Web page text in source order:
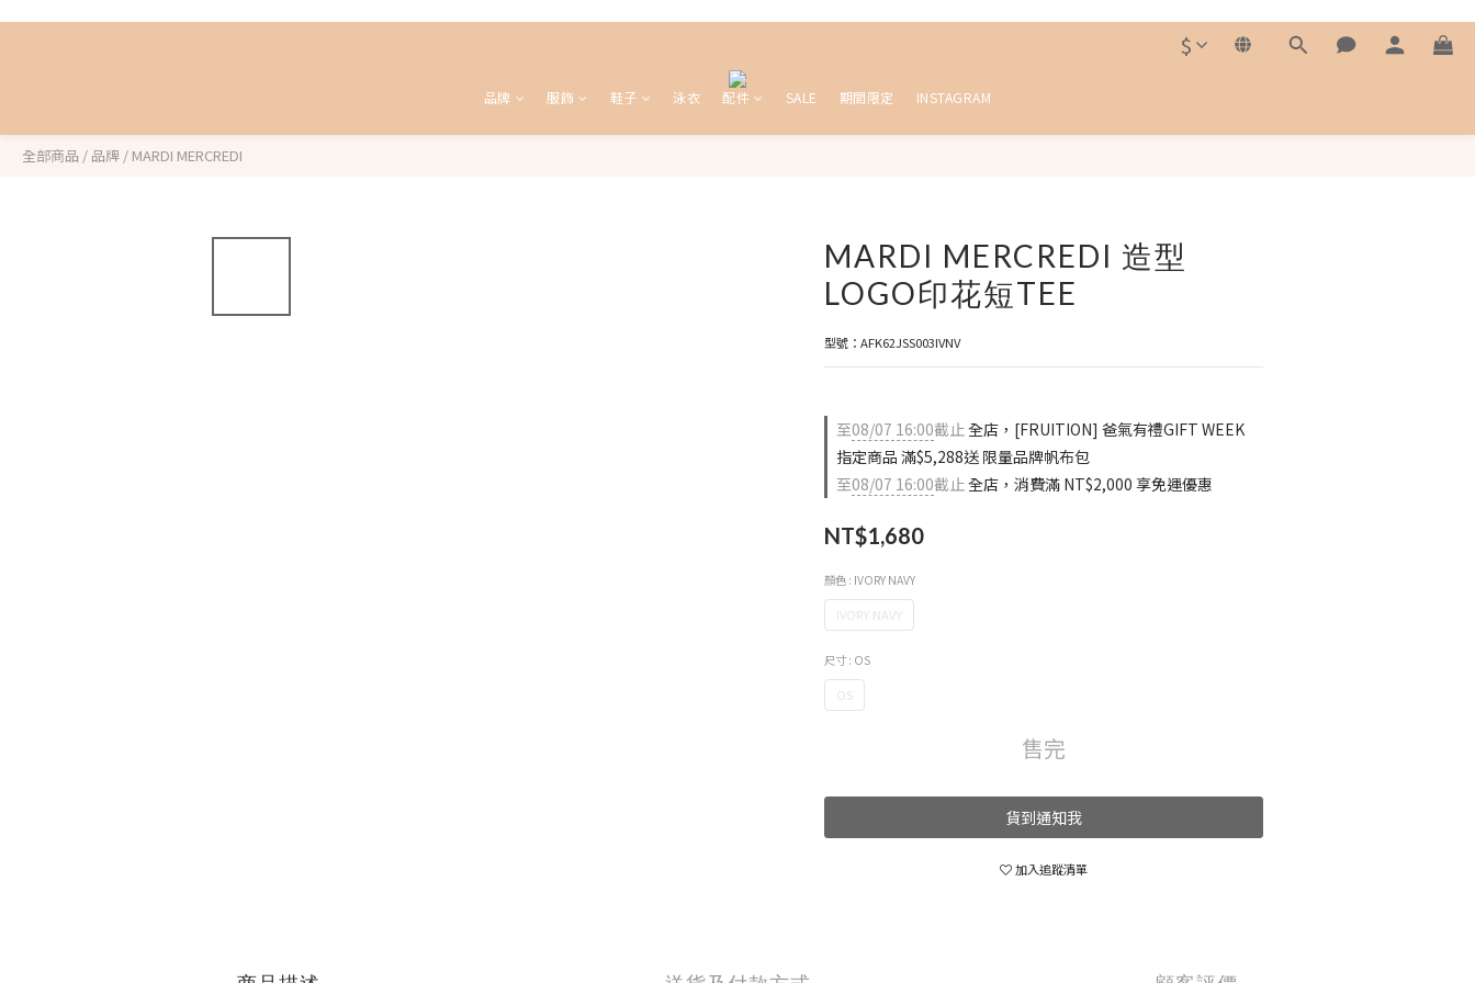
$
品牌 服飾 鞋子 泳衣 配件 SALE 期間限定 INSTAGRAM
全部商品 / 品牌 / MARDI MERCREDI
MARDI MERCREDI 造型
LOGO印花短TEE
型號：AFK62JSS003IVNV
至08/07 16:00截止全店，[FRUITION] 爸氣有禮GIFT WEEK
指定商品 滿$5,288送 限量品牌帆布包
至08/07 16:00截止全店，消費滿 NT$2,000 享免運優惠
NT$1,680
顏色 : IVORY NAVY
IVORY NAVY
尺寸 : OS
OS
售完
貨到通知我
加入追蹤清單